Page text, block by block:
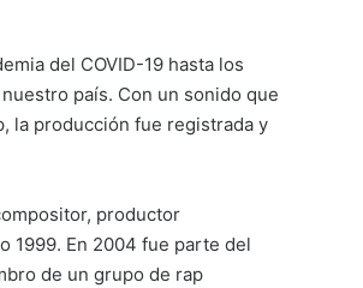
del COVID-19 hasta los
país. Con un sonido que
la producción fue registrada y
productor
1999. En 2004 fue parte del
de un grupo de rap